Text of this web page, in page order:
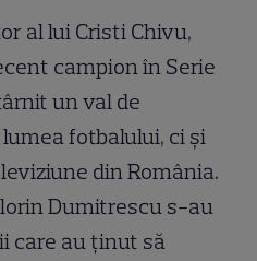
al lui Cristi Chivu,
campion în Serie
un val de
fotbalului, ci și
din România.
Dumitrescu s-au
care au ținut să